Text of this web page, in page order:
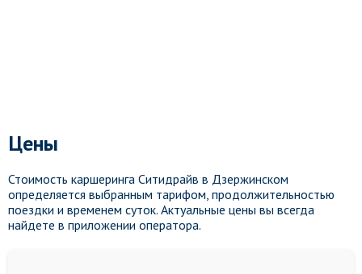
Цены
Стоимость каршеринга Ситидрайв в Дзержинском
определяется выбранным тарифом, продолжительностью
поездки и временем суток. Актуальные цены вы всегда
найдете в приложении оператора.